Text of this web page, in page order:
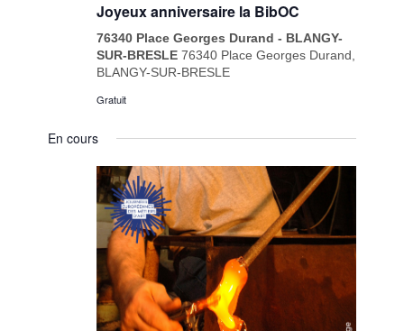
Joyeux anniversaire la BibOC
76340 Place Georges Durand - BLANGY-
SUR-BRESLE76340 Place Georges Durand,
BLANGY-SUR-BRESLE
Gratuit
En cours